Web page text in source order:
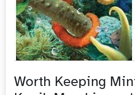
Worth Keeping